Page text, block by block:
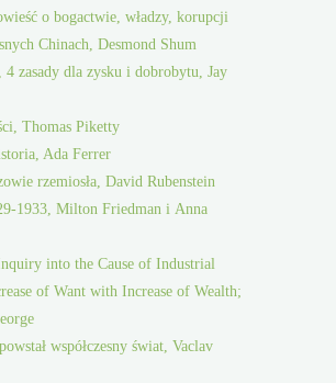
o bogactwie, władzy, korupcji
Chinach, Desmond Shum
4 zasady dla zysku i dobrobytu, Jay
Thomas Piketty
Ada Ferrer
rzemiosła, David Rubenstein
1933, Milton Friedman i Anna
into the Cause of Industrial
of Want with Increase of Wealth;
współczesny świat, Vaclav